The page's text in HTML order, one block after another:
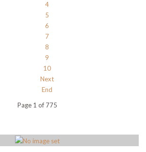
4
5
6
7
8
9
10
Next
End
Page 1 of 775